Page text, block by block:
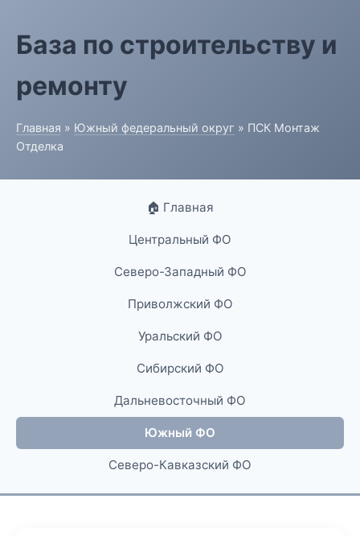
База по строительству и
ремонту
Главная » Южный федеральный округ » ПСК Монтаж
Отделка
🏠 Главная
Центральный ФО
Северо-Западный ФО
Приволжский ФО
Уральский ФО
Сибирский ФО
Дальневосточный ФО
Южный ФО
Северо-Кавказский ФО